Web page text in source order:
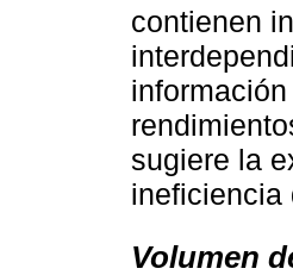
contienen
sugiere la
ineficiencia
Volumen